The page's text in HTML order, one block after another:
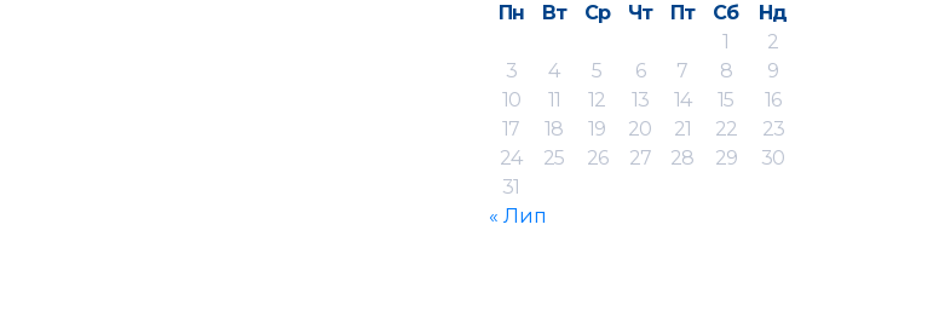
Пн
Вт Ср Чт Пт Сб
Нд
1
2
3
4 5 6 7 8
9
10
11 12 13 14 15
16
17
18 19 20 21 22
23
24
25 26 27 28 29
30
31
« Лип